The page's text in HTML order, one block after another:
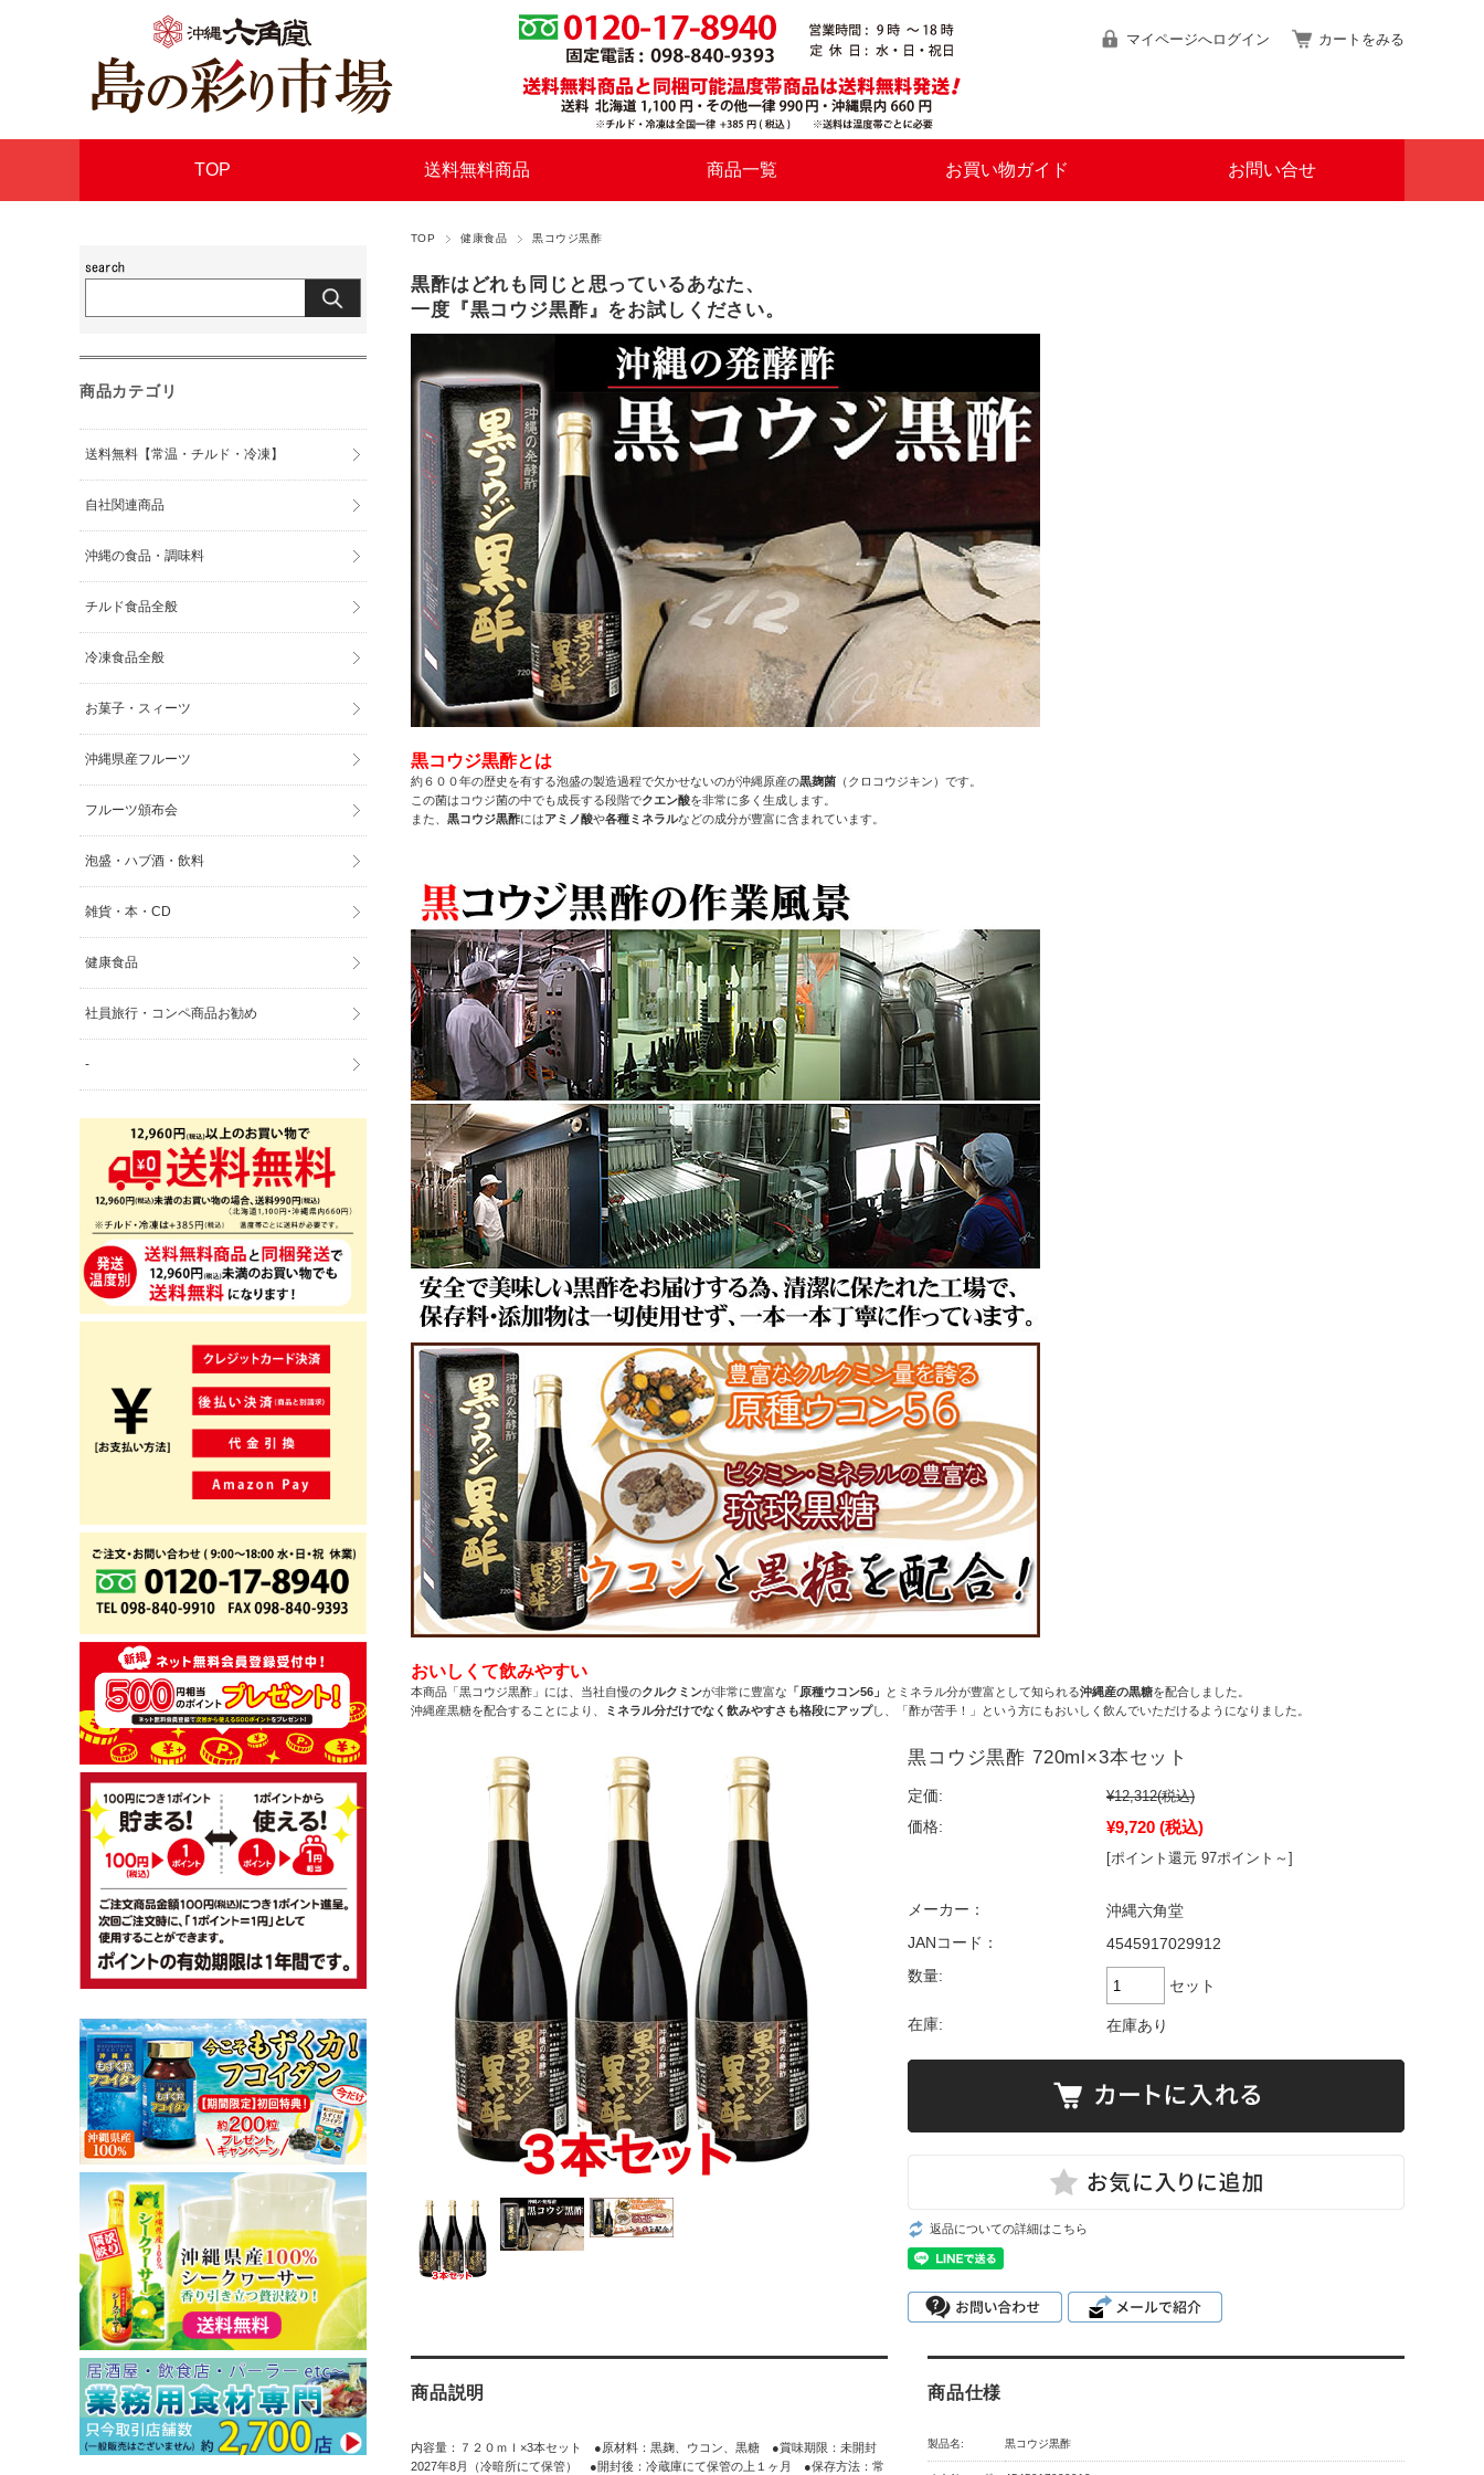
マイページへログイン カートをみる
TOP 送料無料商品 商品一覧 お買い物ガイド お問い合せ
TOP 健康食品 黒コウジ黒酢
黒酢はどれも同じと思っているあなた、
一度『黒コウジ黒酢』をお試しください。
黒コウジ黒酢とは
約６００年の歴史を有する泡盛の製造過程で欠かせないのが沖縄原産の黒麹菌 （クロコウジキン）です。
この菌はコウジ菌の中でも成長する段階でクエン酸を非常に多く生成します。
また、 黒コウジ黒酢にはアミノ酸や各種ミネラルなどの成分が豊富に含まれています。
おいしくて飲みやすい
本商品「黒コウジ黒酢」には、当社自慢のクルクミンが非常に豊富な 「原種ウコン56」 とミネラル分が豊富として知られる沖縄産の黒糖を配合しました。
沖縄産黒糖を配合することにより、
ミネラル分だけでなく飲みやすさも格段にアップし、「酢が苦手！」という方にもおいしく飲んでいただけるようになりました。
黒コウジ黒酢 720ml×3本セット
定価: ¥12,312(税込)
価格:
¥9,720 (税込)
[ポイント還元 97ポイント～]
メーカー：
沖縄六角堂
JANコード：
4545917029912
数量:
セット
在庫: 在庫あり
返品についての詳細はこちら
商品説明
内容量：７２０ｍｌ×3本セット ●原材料：黒麹、ウコン、黒糖 ●賞味期限：未開封
2027年8月（冷暗所にて保管） ●開封後：冷蔵庫にて保管の上１ヶ月 ●保存方法：常
商品仕様
製品名: 黒コウジ黒酢
商品カテゴリ
送料無料【常温・チルド・冷凍】
自社関連商品
沖縄の食品・調味料
チルド食品全般
冷凍食品全般
お菓子・スィーツ
沖縄県産フルーツ
フルーツ頒布会
泡盛・ハブ酒・飲料
雑貨・本・CD
健康食品
社員旅行・コンペ商品お勧め
-